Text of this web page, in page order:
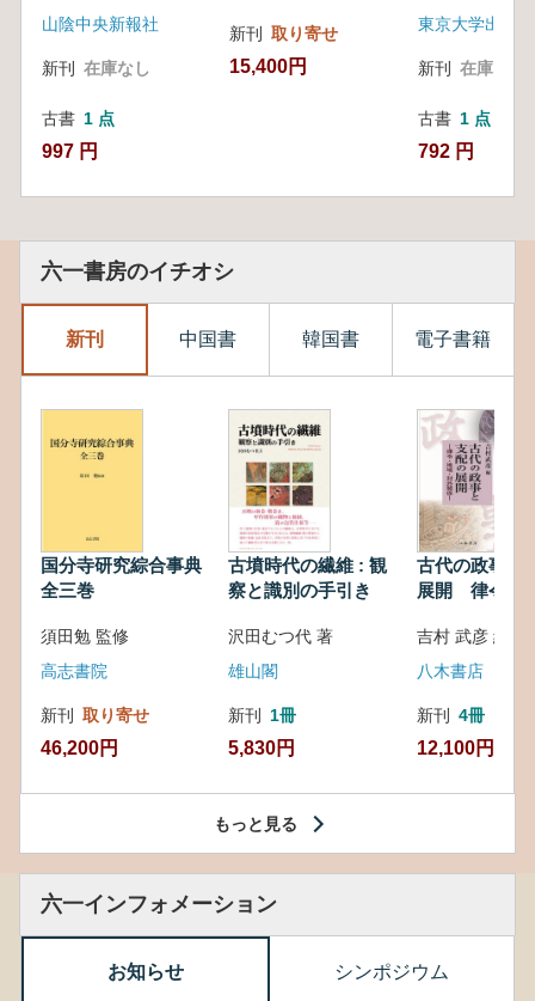
山陰中央新報社
新刊 在庫なし
古書 1 点
997 円
新刊 取り寄せ
15,400円
東京大学出版会
新刊 在庫なし
古書 1 点
792 円
六一書房のイチオシ
新刊 中国書 韓国書 電子書籍
国分寺研究綜合事典
全三巻
須田勉 監修
高志書院
新刊 取り寄せ
46,200円
古墳時代の繊維 : 観
察と識別の手引き
沢田むつ代 著
雄山閣
新刊 1冊
5,830円
古代の政事と
展開 律令・
吉村 武彦 編集
八木書店
新刊 4冊
12,100円
もっと見る
六一インフォメーション
お知らせ シンポジウム